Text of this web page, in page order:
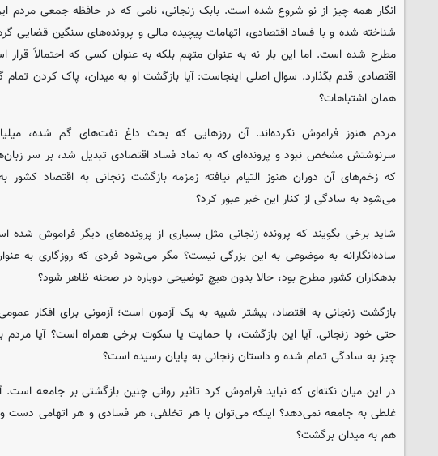
انگار همه چیز از نو شروع شده است. بابک زنجانی، نامی که در حافظه جمعی مردم
شناخته شده و با فساد اقتصادی، اتهامات پیچیده مالی و پرونده‌های سنگین قضایی گره
مطرح شده است. اما این بار نه به عنوان متهم بلکه به عنوان کسی که احتمالاً قرار
اقتصادی قدم بگذارد. سوال اصلی اینجاست: آیا بازگشت او به میدان، پاک کردن تمام
همان اشتباهات؟
مردم هنوز فراموش نکرده‌اند. آن روزهایی که بحث داغ نفت‌های گم شده،
سرنوشتش مشخص نبود و پرونده‌ای که به نماد فساد اقتصادی تبدیل شد، بر سر
که زخم‌های آن دوران هنوز التیام نیافته زمزمه بازگشت زنجانی به اقتصاد
می‌شود به سادگی از کنار این خبر عبور کرد؟
شاید برخی بگویند که پرونده زنجانی مثل بسیاری از پرونده‌های دیگر فراموش شده
ساده‌انگارانه به موضوعی به این بزرگی نیست؟ مگر می‌شود فردی که روزگاری به
بدهکاران کشور مطرح بود، حالا بدون هیچ توضیحی دوباره در صحنه ظاهر شود؟
بازگشت زنجانی به اقتصاد، بیشتر شبیه به یک آزمون است؛ آزمونی برای افکار
حتی خود زنجانی. آیا این بازگشت، با حمایت یا سکوت برخی همراه است؟ آیا مردم
چیز به سادگی تمام شده و داستان زنجانی به پایان رسیده است؟
در این میان نکته‌ای که نباید فراموش کرد تاثیر روانی چنین بازگشتی بر جامعه است.
غلطی به جامعه نمی‌دهد؟ اینکه می‌توان با هر تخلفی، هر فسادی و هر اتهامی دست و
هم به میدان برگشت؟